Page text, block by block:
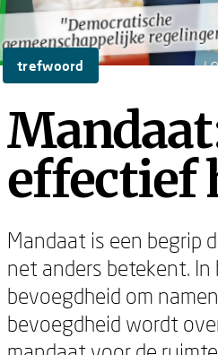
"Democratische
gemeenschappelijke
"Democratische
gemeenschappelijke
trefwoord
effectief
Mandaat is een begrip
net anders betekent.
bevoegdheid om
bevoegdheid wordt